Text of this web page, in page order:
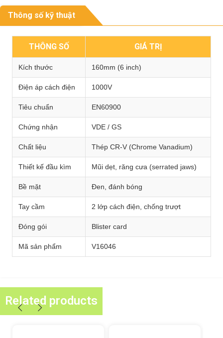
Thông số kỹ thuật
THÔNG SỐ GIÁ TRỊ
Kích thước 160mm (6 inch)
Điện áp cách điện 1000V
Tiêu chuẩn EN60900
Chứng nhận VDE / GS
Chất liệu Thép CR-V (Chrome Vanadium)
Thiết kế đầu kìm Mũi dẹt, răng cưa (serrated jaws)
Bề mặt Đen, đánh bóng
Tay cầm 2 lớp cách điện, chống trượt
Đóng gói Blister card
Mã sản phẩm V16046
Related products